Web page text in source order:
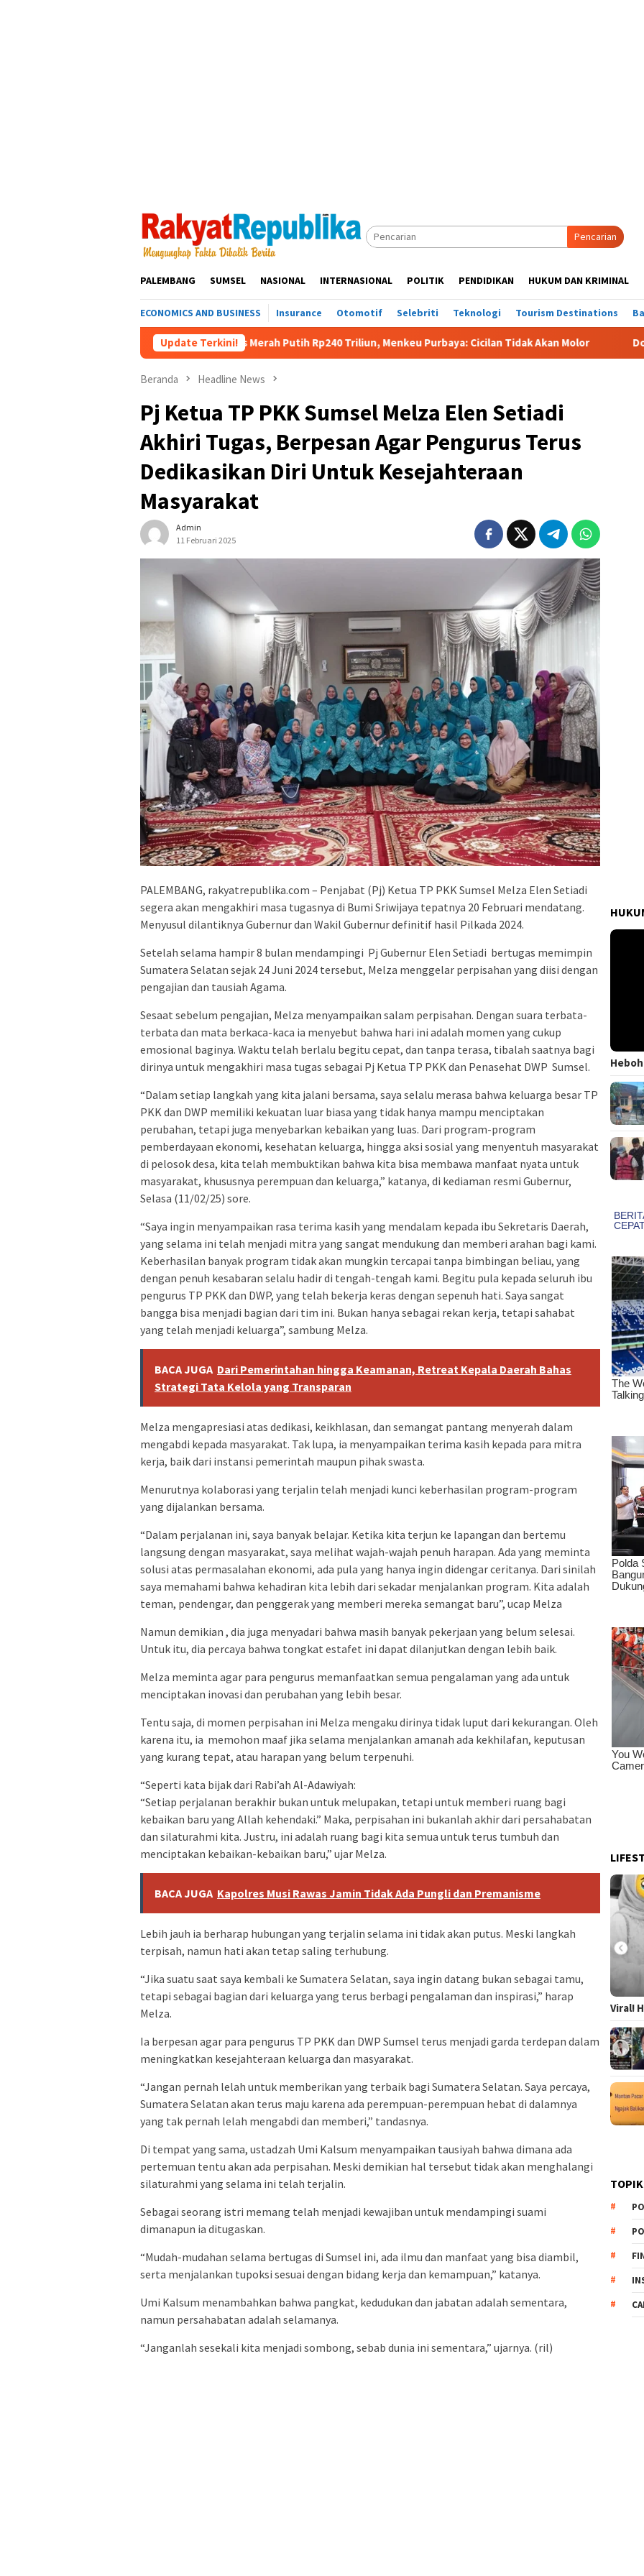
Pencarian
PALEMBANG SUMSEL NASIONAL INTERNASIONAL POLITIK PENDIDIKAN HUKUM DAN KRIMINAL
ECONOMICS AND BUSINESS Insurance Otomotif Selebriti Teknologi Tourism Destinations
Update Terkini!
Tanggung Utang Kopdes Merah Putih Rp240 Triliun, Menkeu Purbaya: Cicilan Tidak Akan Molor Dorong Pelaku UMKM
Beranda Headline News
Pj Ketua TP PKK Sumsel Melza Elen Setiadi
Akhiri Tugas, Berpesan Agar Pengurus Terus
Dedikasikan Diri Untuk Kesejahteraan
Masyarakat
Admin
11 Februari 2025
PALEMBANG, rakyatrepublika.com – Penjabat (Pj) Ketua TP PKK Sumsel Melza Elen Setiadi
segera akan mengakhiri masa tugasnya di Bumi Sriwijaya tepatnya 20 Februari mendatang.
Menyusul dilantiknya Gubernur dan Wakil Gubernur definitif hasil Pilkada 2024.
Setelah selama hampir 8 bulan mendampingi Pj Gubernur Elen Setiadi bertugas memimpin
Sumatera Selatan sejak 24 Juni 2024 tersebut, Melza menggelar perpisahan yang diisi dengan
pengajian dan tausiah Agama.
Sesaat sebelum pengajian, Melza menyampaikan salam perpisahan. Dengan suara terbata-
terbata dan mata berkaca-kaca ia menyebut bahwa hari ini adalah momen yang cukup
emosional baginya. Waktu telah berlalu begitu cepat, dan tanpa terasa, tibalah saatnya bagi
dirinya untuk mengakhiri masa tugas sebagai Pj Ketua TP PKK dan Penasehat DWP Sumsel.
“Dalam setiap langkah yang kita jalani bersama, saya selalu merasa bahwa keluarga besar TP
PKK dan DWP memiliki kekuatan luar biasa yang tidak hanya mampu menciptakan
perubahan, tetapi juga menyebarkan kebaikan yang luas. Dari program-program
pemberdayaan ekonomi, kesehatan keluarga, hingga aksi sosial yang menyentuh masyarakat
di pelosok desa, kita telah membuktikan bahwa kita bisa membawa manfaat nyata untuk
masyarakat, khususnya perempuan dan keluarga,” katanya, di kediaman resmi Gubernur,
Selasa (11/02/25) sore.
“Saya ingin menyampaikan rasa terima kasih yang mendalam kepada ibu Sekretaris Daerah,
yang selama ini telah menjadi mitra yang sangat mendukung dan memberi arahan bagi kami.
Keberhasilan banyak program tidak akan mungkin tercapai tanpa bimbingan beliau, yang
dengan penuh kesabaran selalu hadir di tengah-tengah kami. Begitu pula kepada seluruh ibu
pengurus TP PKK dan DWP, yang telah bekerja keras dengan sepenuh hati. Saya sangat
bangga bisa menjadi bagian dari tim ini. Bukan hanya sebagai rekan kerja, tetapi sahabat
yang telah menjadi keluarga”, sambung Melza.
BACA JUGA Dari Pemerintahan hingga Keamanan, Retreat Kepala Daerah Bahas
Strategi Tata Kelola yang Transparan
Melza mengapresiasi atas dedikasi, keikhlasan, dan semangat pantang menyerah dalam
mengabdi kepada masyarakat. Tak lupa, ia menyampaikan terima kasih kepada para mitra
kerja, baik dari instansi pemerintah maupun pihak swasta.
Menurutnya kolaborasi yang terjalin telah menjadi kunci keberhasilan program-program
yang dijalankan bersama.
“Dalam perjalanan ini, saya banyak belajar. Ketika kita terjun ke lapangan dan bertemu
langsung dengan masyarakat, saya melihat wajah-wajah penuh harapan. Ada yang meminta
solusi atas permasalahan ekonomi, ada pula yang hanya ingin didengar ceritanya. Dari sinilah
saya memahami bahwa kehadiran kita lebih dari sekadar menjalankan program. Kita adalah
teman, pendengar, dan penggerak yang memberi mereka semangat baru”, ucap Melza
Namun demikian , dia juga menyadari bahwa masih banyak pekerjaan yang belum selesai.
Untuk itu, dia percaya bahwa tongkat estafet ini dapat dilanjutkan dengan lebih baik.
Melza meminta agar para pengurus memanfaatkan semua pengalaman yang ada untuk
menciptakan inovasi dan perubahan yang lebih besar.
Tentu saja, di momen perpisahan ini Melza mengaku dirinya tidak luput dari kekurangan. Oleh
karena itu, ia memohon maaf jika selama menjalankan amanah ada kekhilafan, keputusan
yang kurang tepat, atau harapan yang belum terpenuhi.
“Seperti kata bijak dari Rabi’ah Al-Adawiyah:
“Setiap perjalanan berakhir bukan untuk melupakan, tetapi untuk memberi ruang bagi
kebaikan baru yang Allah kehendaki.” Maka, perpisahan ini bukanlah akhir dari persahabatan
dan silaturahmi kita. Justru, ini adalah ruang bagi kita semua untuk terus tumbuh dan
menciptakan kebaikan-kebaikan baru,” ujar Melza.
BACA JUGA Kapolres Musi Rawas Jamin Tidak Ada Pungli dan Premanisme
Lebih jauh ia berharap hubungan yang terjalin selama ini tidak akan putus. Meski langkah
terpisah, namun hati akan tetap saling terhubung.
“Jika suatu saat saya kembali ke Sumatera Selatan, saya ingin datang bukan sebagai tamu,
tetapi sebagai bagian dari keluarga yang terus berbagi pengalaman dan inspirasi,” harap
Melza.
Ia berpesan agar para pengurus TP PKK dan DWP Sumsel terus menjadi garda terdepan dalam
meningkatkan kesejahteraan keluarga dan masyarakat.
“Jangan pernah lelah untuk memberikan yang terbaik bagi Sumatera Selatan. Saya percaya,
Sumatera Selatan akan terus maju karena ada perempuan-perempuan hebat di dalamnya
yang tak pernah lelah mengabdi dan memberi,” tandasnya.
Di tempat yang sama, ustadzah Umi Kalsum menyampaikan tausiyah bahwa dimana ada
pertemuan tentu akan ada perpisahan. Meski demikian hal tersebut tidak akan menghalangi
silaturahmi yang selama ini telah terjalin.
Sebagai seorang istri memang telah menjadi kewajiban untuk mendampingi suami
dimanapun ia ditugaskan.
“Mudah-mudahan selama bertugas di Sumsel ini, ada ilmu dan manfaat yang bisa diambil,
serta menjalankan tupoksi sesuai dengan bidang kerja dan kemampuan,” katanya.
Umi Kalsum menambahkan bahwa pangkat, kedudukan dan jabatan adalah sementara,
namun persahabatan adalah selamanya.
“Janganlah sesekali kita menjadi sombong, sebab dunia ini sementara,” ujarnya. (ril)
Viral!